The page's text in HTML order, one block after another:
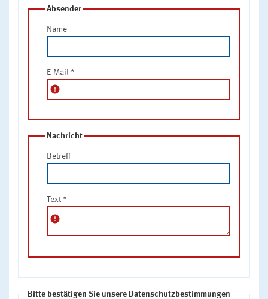
Absender
Name
E-Mail *
error
Nachricht
Betreff
Text *
error
Bitte bestätigen Sie unsere Datenschutzbestimmungen